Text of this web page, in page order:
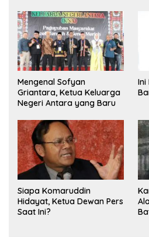
Mengenal Sofyan
Griantara, Ketua Keluarga
Negeri Antara yang Baru
Ini
Siapa Komaruddin
Hidayat, Ketua Dewan Pers
Saat Ini?